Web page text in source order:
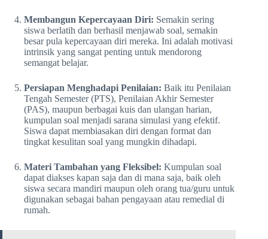
Membangun Kepercayaan Diri: Semakin sering
siswa berlatih dan berhasil menjawab soal, semakin
besar pula kepercayaan diri mereka. Ini adalah motivasi
intrinsik yang sangat penting untuk mendorong
semangat belajar.
Persiapan Menghadapi Penilaian: Baik itu Penilaian
Tengah Semester (PTS), Penilaian Akhir Semester
(PAS), maupun berbagai kuis dan ulangan harian,
kumpulan soal menjadi sarana simulasi yang efektif.
Siswa dapat membiasakan diri dengan format dan
tingkat kesulitan soal yang mungkin dihadapi.
Materi Tambahan yang Fleksibel: Kumpulan soal
dapat diakses kapan saja dan di mana saja, baik oleh
siswa secara mandiri maupun oleh orang tua/guru untuk
digunakan sebagai bahan pengayaan atau remedial di
rumah.